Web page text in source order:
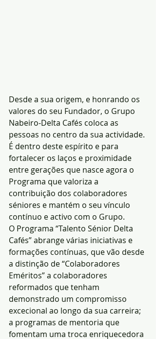
Desde a sua origem, e honrando os
valores do seu Fundador, o Grupo
Nabeiro-Delta Cafés coloca as
pessoas no centro da sua actividade.
É dentro deste espírito e para
fortalecer os laços e proximidade
entre gerações que nasce agora o
Programa que valoriza a
contribuição dos colaboradores
séniores e mantém o seu vínculo
contínuo e activo com o Grupo.
O Programa “Talento Sénior Delta
Cafés” abrange várias iniciativas e
formações contínuas, que vão desde
a distinção de “Colaboradores
Eméritos” a colaboradores
reformados que tenham
demonstrado um compromisso
excecional ao longo da sua carreira;
a programas de mentoria que
fomentam uma troca enriquecedora